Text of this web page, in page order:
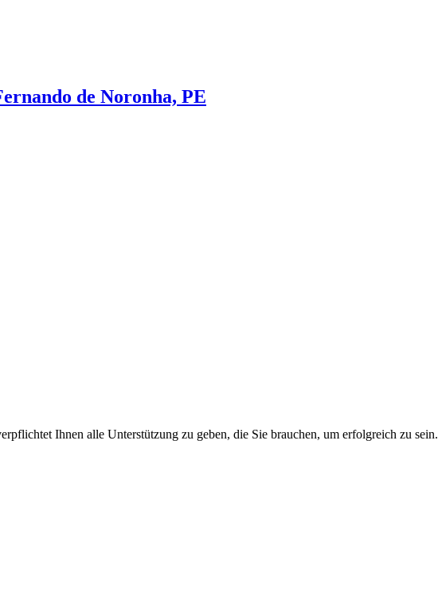
de Noronha, PE
Ihnen alle Unterstützung zu geben, die Sie brauchen, um erfolgreich zu sein.